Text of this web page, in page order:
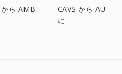
から AMB
CAVS から AU
に